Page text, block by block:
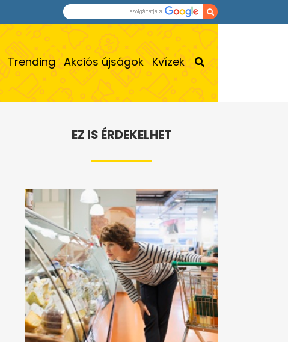
Trending Akciós újságok Kvízek
EZ IS ÉRDEKELHET